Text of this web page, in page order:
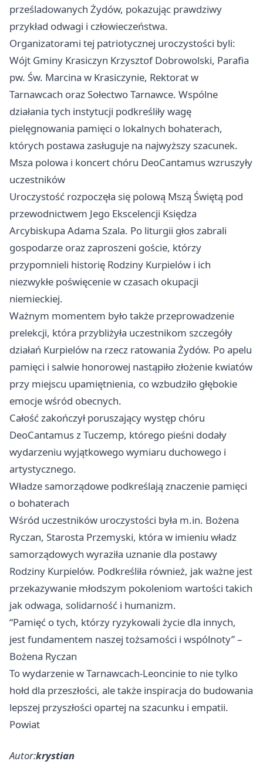
prześladowanych Żydów, pokazując prawdziwy
przykład odwagi i człowieczeństwa.
Organizatorami tej patriotycznej uroczystości byli:
Wójt Gminy Krasiczyn Krzysztof Dobrowolski, Parafia
pw. Św. Marcina w Krasiczynie, Rektorat w
Tarnawcach oraz Sołectwo Tarnawce. Wspólne
działania tych instytucji podkreśliły wagę
pielęgnowania pamięci o lokalnych bohaterach,
których postawa zasługuje na najwyższy szacunek.
Msza polowa i koncert chóru DeoCantamus wzruszyły
uczestników
Uroczystość rozpoczęła się polową Mszą Świętą pod
przewodnictwem Jego Ekscelencji Księdza
Arcybiskupa Adama Szala. Po liturgii głos zabrali
gospodarze oraz zaproszeni goście, którzy
przypomnieli historię Rodziny Kurpielów i ich
niezwykłe poświęcenie w czasach okupacji
niemieckiej.
Ważnym momentem było także przeprowadzenie
prelekcji, która przybliżyła uczestnikom szczegóły
działań Kurpielów na rzecz ratowania Żydów. Po apelu
pamięci i salwie honorowej nastąpiło złożenie kwiatów
przy miejscu upamiętnienia, co wzbudziło głębokie
emocje wśród obecnych.
Całość zakończył poruszający występ chóru
DeoCantamus z Tuczemp, którego pieśni dodały
wydarzeniu wyjątkowego wymiaru duchowego i
artystycznego.
Władze samorządowe podkreślają znaczenie pamięci
o bohaterach
Wśród uczestników uroczystości była m.in. Bożena
Ryczan, Starosta Przemyski, która w imieniu władz
samorządowych wyraziła uznanie dla postawy
Rodziny Kurpielów. Podkreśliła również, jak ważne jest
przekazywanie młodszym pokoleniom wartości takich
jak odwaga, solidarność i humanizm.
“Pamięć o tych, którzy ryzykowali życie dla innych,
jest fundamentem naszej tożsamości i wspólnoty” –
Bożena Ryczan
To wydarzenie w Tarnawcach-Leoncinie to nie tylko
hołd dla przeszłości, ale także inspiracja do budowania
lepszej przyszłości opartej na szacunku i empatii.
Powiat
Autor:krystian